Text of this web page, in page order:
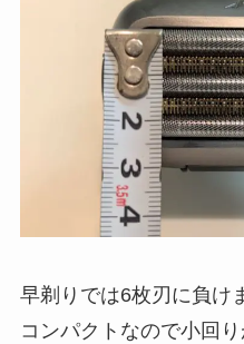
早剃りでは6枚刃に負け
コンパクトなので小回り